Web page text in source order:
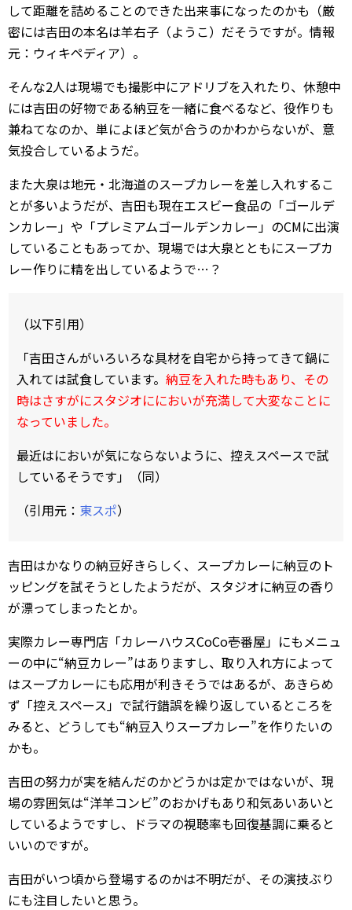
して距離を詰めることのできた出来事になったのかも（厳
密には吉田の本名は羊右子（ようこ）だそうですが。情報
元：ウィキペディア）。
そんな2人は現場でも撮影中にアドリブを入れたり、休憩中
には吉田の好物である納豆を一緒に食べるなど、役作りも
兼ねてなのか、単によほど気が合うのかわからないが、意
気投合しているようだ。
また大泉は地元・北海道のスープカレーを差し入れするこ
とが多いようだが、吉田も現在エスビー食品の「ゴールデ
ンカレー」や「プレミアムゴールデンカレー」のCMに出演
していることもあってか、現場では大泉とともにスープカ
レー作りに精を出しているようで…？
（以下引用）
「吉田さんがいろいろな具材を自宅から持ってきて鍋に
入れては試食しています。 納豆を入れた時もあり、その
時はさすがにスタジオににおいが充満して大変なことに
なっていました。
最近はにおいが気にならないように、控えスペースで試
しているそうです」（同）
（引用元： 東スポ）
吉田はかなりの納豆好きらしく、スープカレーに納豆のト
ッピングを試そうとしたようだが、スタジオに納豆の香り
が漂ってしまったとか。
実際カレー専門店「カレーハウスCoCo壱番屋」にもメニュ
ーの中に“納豆カレー”はありますし、取り入れ方によって
はスープカレーにも応用が利きそうではあるが、あきらめ
ず「控えスペース」で試行錯誤を繰り返しているところを
みると、どうしても“納豆入りスープカレー”を作りたいの
かも。
吉田の努力が実を結んだのかどうかは定かではないが、現
場の雰囲気は“洋羊コンビ”のおかげもあり和気あいあいと
しているようですし、ドラマの視聴率も回復基調に乗ると
いいのですが。
吉田がいつ頃から登場するのかは不明だが、その演技ぶり
にも注目したいと思う。